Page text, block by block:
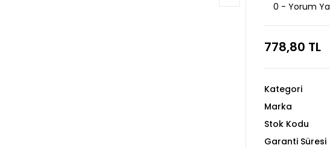
0 - Yorum
778,80 TL
Kategori
Marka
Stok Kodu
Garanti Süresi